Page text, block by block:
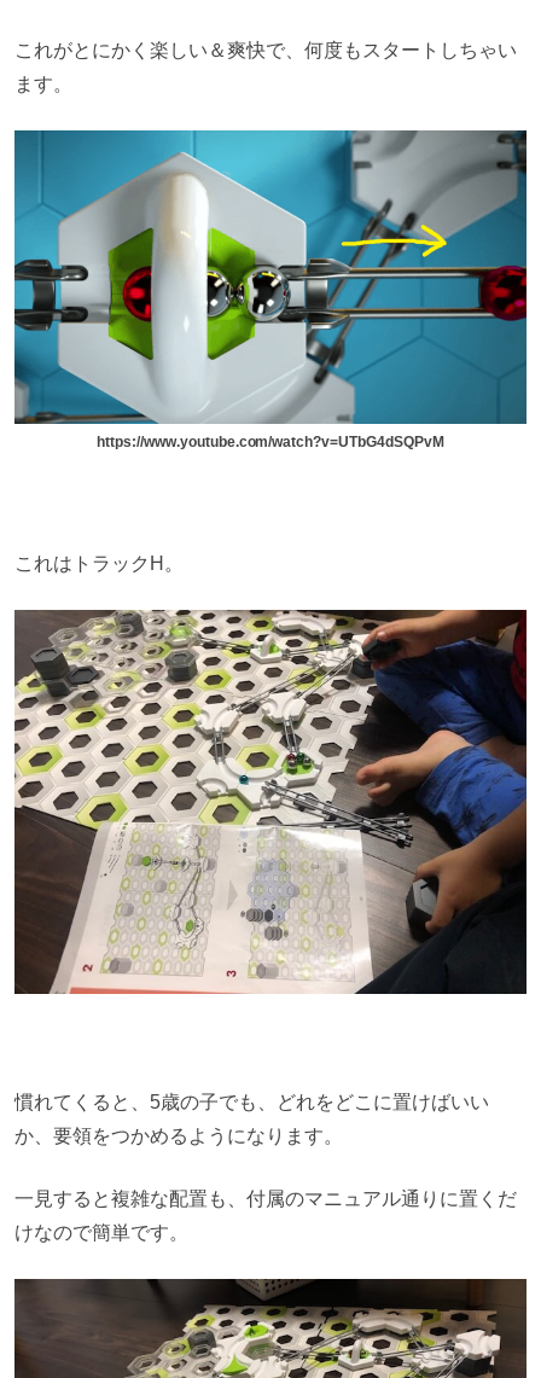
これがとにかく楽しい＆爽快で、何度もスタートしちゃい
ます。
https://www.youtube.com/watch?v=UTbG4dSQPvM
これはトラックH。
慣れてくると、5歳の子でも、どれをどこに置けばいい
か、要領をつかめるようになります。
一見すると複雑な配置も、付属のマニュアル通りに置くだ
けなので簡単です。